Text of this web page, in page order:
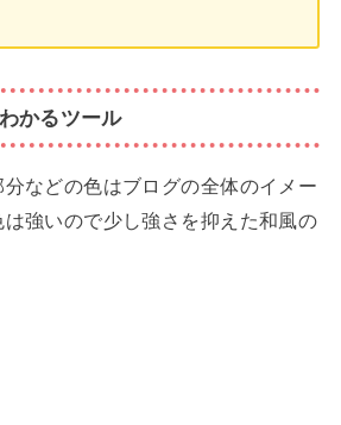
かるツール
などの色はブログの全体のイメー
強いので少し強さを抑えた和風の